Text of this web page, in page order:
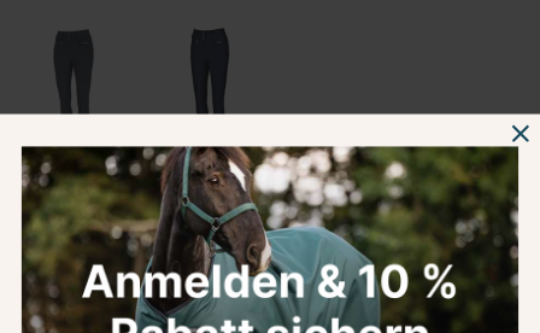
Schwarz Blau
Produktinformationen
Über die Marke